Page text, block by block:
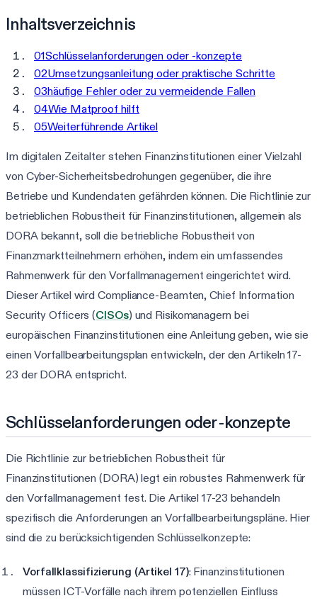
Inhaltsverzeichnis
01Schlüsselanforderungen oder -konzepte
02Umsetzungsanleitung oder praktische Schritte
03häufige Fehler oder zu vermeidende Fallen
04Wie Matproof hilft
05Weiterführende Artikel
Im digitalen Zeitalter stehen Finanzinstitutionen einer Vielzahl
von Cyber-Sicherheitsbedrohungen gegenüber, die ihre
Betriebe und Kundendaten gefährden können. Die Richtlinie zur
betrieblichen Robustheit für Finanzinstitutionen, allgemein als
DORA bekannt, soll die betriebliche Robustheit von
Finanzmarktteilnehmern erhöhen, indem ein umfassendes
Rahmenwerk für den Vorfallmanagement eingerichtet wird.
Dieser Artikel wird Compliance-Beamten, Chief Information
Security Officers (CISOs) und Risikomanagern bei
europäischen Finanzinstitutionen eine Anleitung geben, wie sie
einen Vorfallbearbeitungsplan entwickeln, der den Artikeln 17-
23 der DORA entspricht.
Schlüsselanforderungen oder -konzepte
Die Richtlinie zur betrieblichen Robustheit für
Finanzinstitutionen (DORA) legt ein robustes Rahmenwerk für
den Vorfallmanagement fest. Die Artikel 17-23 behandeln
spezifisch die Anforderungen an Vorfallbearbeitungspläne. Hier
sind die zu berücksichtigenden Schlüsselkonzepte:
Vorfallklassifizierung (Artikel 17): Finanzinstitutionen
müssen ICT-Vorfälle nach ihrem potenziellen Einfluss